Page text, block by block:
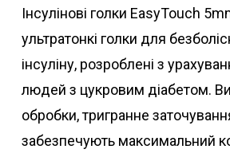
Інсулінові голки EasyTouch
ультратонкі голки для
інсуліну, розроблені з
людей з цукровим діабетом.
обробки, тригранне
забезпечують максимальний